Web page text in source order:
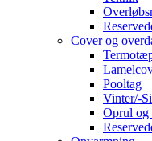
Cover og
Pooltag
Vinter/-
Oprul og